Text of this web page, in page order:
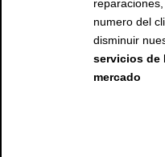
numero del
disminuir
servicios de
mercado